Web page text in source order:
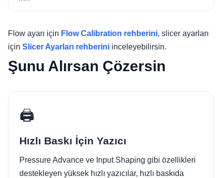
Flow ayarı için Flow Calibration rehberini, slicer ayarları
için Slicer Ayarları rehberini inceleyebilirsin.
Şunu Alırsan Çözersin
🖨️
Hızlı Baskı İçin Yazıcı
Pressure Advance ve Input Shaping gibi özellikleri
destekleyen yüksek hızlı yazıcılar, hızlı baskıda